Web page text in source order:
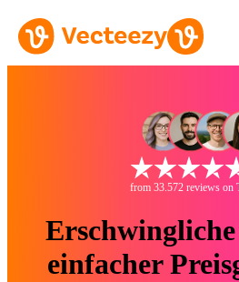
from 33.572 reviews on
einfacher